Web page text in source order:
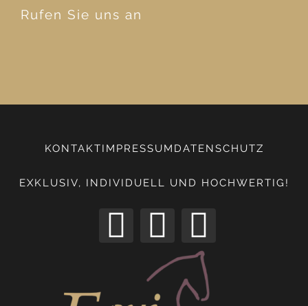
Rufen Sie uns an
KONTAKT IMPRESSUM DATENSCHUTZ
EXKLUSIV, INDIVIDUELL UND HOCHWERTIG!